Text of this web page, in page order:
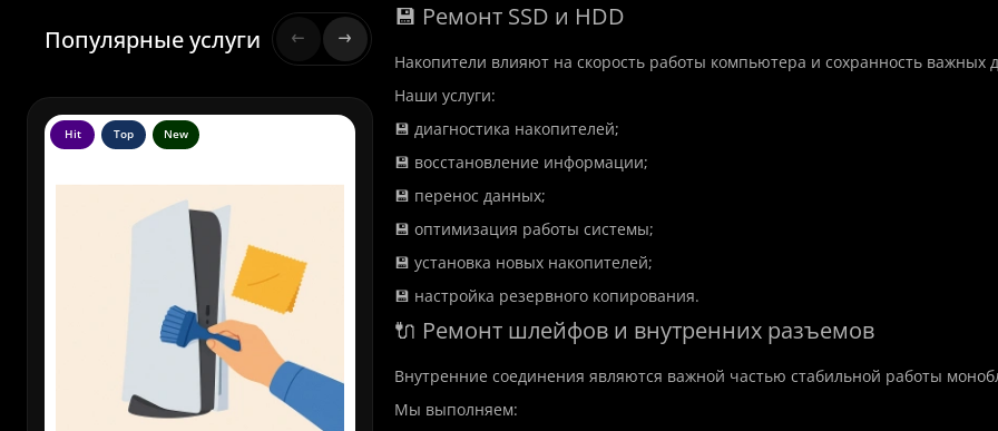
Популярные услуги
Hit Top New Hit Top New
💾 Ремонт SSD и HDD
Накопители влияют на скорость работы компьютера и сохранность важных
Наши услуги:
💾 диагностика накопителей;
💾 восстановление информации;
💾 перенос данных;
💾 оптимизация работы системы;
💾 установка новых накопителей;
💾 настройка резервного копирования.
🔌 Ремонт шлейфов и внутренних разъемов
Внутренние соединения являются важной частью стабильной работы
Мы выполняем: